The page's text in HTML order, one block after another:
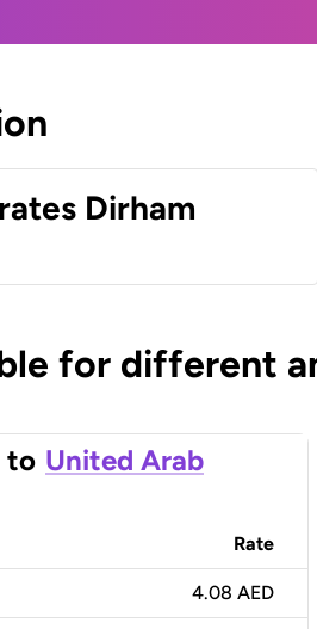
Dirham
for different
to United Arab
Rate
4.08 AED